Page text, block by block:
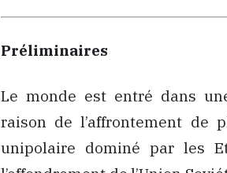
Préliminaires
Le monde est entré dans
raison de l’affrontement de
unipolaire dominé par les